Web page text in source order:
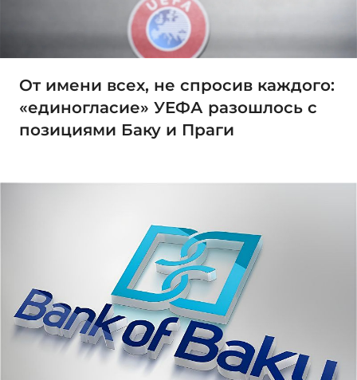
От имени всех, не спросив каждого:
«единогласие» УЕФА разошлось с
позициями Баку и Праги